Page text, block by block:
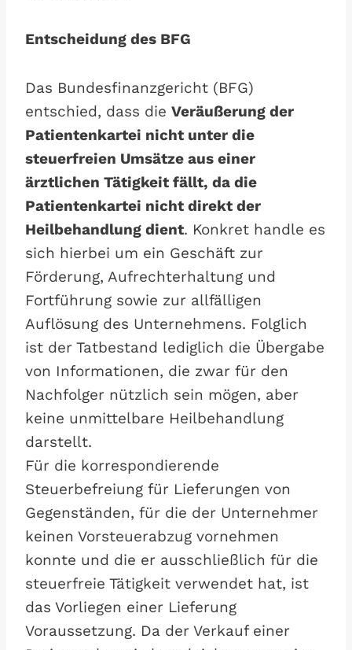
Entscheidung des BFG
Das Bundesfinanzgericht (BFG)
entschied, dass die Veräußerung der
Patientenkartei nicht unter die
steuerfreien Umsätze aus einer
ärztlichen Tätigkeit fällt, da die
Patientenkartei nicht direkt der
Heilbehandlung dient. Konkret handle es
sich hierbei um ein Geschäft zur
Förderung, Aufrechterhaltung und
Fortführung sowie zur allfälligen
Auflösung des Unternehmens. Folglich
ist der Tatbestand lediglich die Übergabe
von Informationen, die zwar für den
Nachfolger nützlich sein mögen, aber
keine unmittelbare Heilbehandlung
darstellt.
Für die korrespondierende
Steuerbefreiung für Lieferungen von
Gegenständen, für die der Unternehmer
keinen Vorsteuerabzug vornehmen
konnte und die er ausschließlich für die
steuerfreie Tätigkeit verwendet hat, ist
das Vorliegen einer Lieferung
Voraussetzung. Da der Verkauf einer